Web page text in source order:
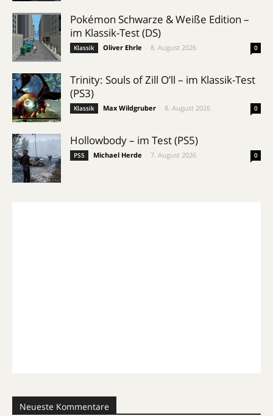
Pokémon Schwarze & Weiße Edition –
im Klassik-Test (DS)
Klassik Oliver Ehrle 8. August 2026 0
Trinity: Souls of Zill O’ll – im Klassik-Test
(PS3)
Klassik Max Wildgruber 8. August 2026 0
Hollowbody – im Test (PS5)
PS5 Michael Herde 7. August 2026 0
Neueste Kommentare